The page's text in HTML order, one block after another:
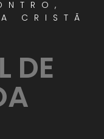
,
CRISTÃ
DE